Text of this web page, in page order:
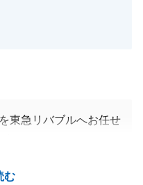
む
東急リバブルへお任せ
様のご協力のおかげか